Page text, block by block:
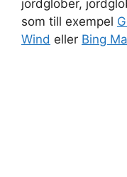
jordglober,
som till exempel
Wind eller Bing